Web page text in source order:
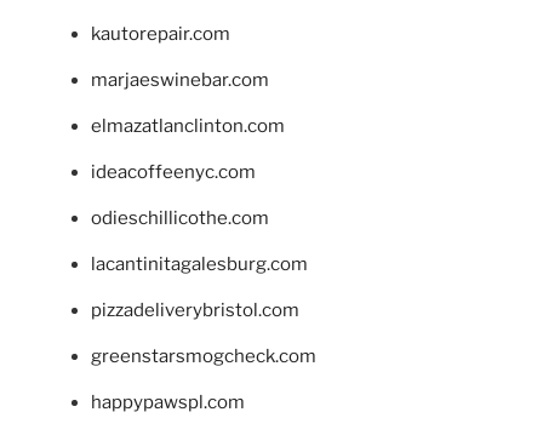
kautorepair.com
marjaeswinebar.com
elmazatlanclinton.com
ideacoffeenyc.com
odieschillicothe.com
lacantinitagalesburg.com
pizzadeliverybristol.com
greenstarsmogcheck.com
happypawspl.com